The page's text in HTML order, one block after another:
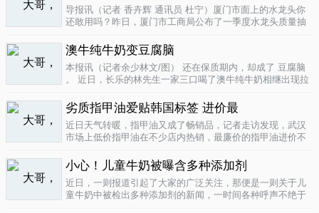
导报讯（记者 香卉辉 通讯员 杜宁）厦门市面上的水龙头你
还敢用吗？昨日，厦门市工商局公布了一季度水龙头质量抽
批次不合格原因是会产生剧毒。不合格率53.3%涉及多个品
牌据介绍，厦门市工商局今..
澳牛纯牛奶变豆腐脑
本报讯（记者余少林文/图） 还在保质期内，却成了 豆腐脑
。 近日，长乐的林先生一家三口喝了澳牛纯牛奶相继出现拉
纯牛奶并 不纯 ，呈凝固状，像酸奶。昨日上午，林先生向长
乐工商局12315投..
劣质指甲油爱贴韩国标签 进价最
近日天气转暖，指甲油又成了畅销品，记者走访发现，武汉
市场上低价指甲油在不少店内热销，最廉价的指甲油进价不
渡桥夜市上，不少摊位都有五颜六色的指甲油摆卖。 韩国进
口指甲油只要9元，另一个韩国..
小心！儿童牛奶被曝含多种添加剂
近日，一则报道引起了大家的广泛关注，那便是一则关于儿
童牛奶中被检出多种添加剂的新闻，一时间各种呼声不绝于